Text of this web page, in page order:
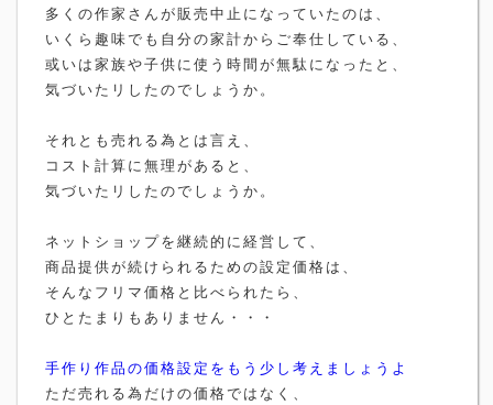
多くの作家さんが販売中止になっていたのは、
いくら趣味でも自分の家計からご奉仕している、
或いは家族や子供に使う時間が無駄になったと、
気づいたリしたのでしょうか。
それとも売れる為とは言え、
コスト計算に無理があると、
気づいたリしたのでしょうか。
ネットショップを継続的に経営して、
商品提供が続けられるための設定価格は、
そんなフリマ価格と比べられたら、
ひとたまりもありません・・・
手作り作品の価格設定をもう少し考えましょうよ
ただ売れる為だけの価格ではなく、